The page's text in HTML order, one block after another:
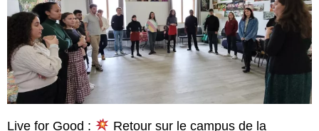
Live for Good : Retour sur le campus de la